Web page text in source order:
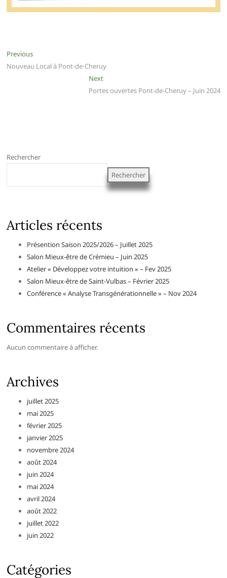
Previous
Nouveau Local à Pont-de-Cheruy
Next
Portes ouvertes Pont-de-Cheruy – Juin 2024
Rechercher
Rechercher
Articles récents
Présention Saison 2025/2026 – Juillet 2025
Salon Mieux-être de Crémieu – Juin 2025
Atelier « Développez votre intuition » – Fev 2025
Salon Mieux-être de Saint-Vulbas – Février 2025
Conférence « Analyse Transgénérationnelle » – Nov 2024
Commentaires récents
Aucun commentaire à afficher.
Archives
juillet 2025
mai 2025
février 2025
janvier 2025
novembre 2024
août 2024
juin 2024
mai 2024
avril 2024
août 2022
juillet 2022
juin 2022
Catégories